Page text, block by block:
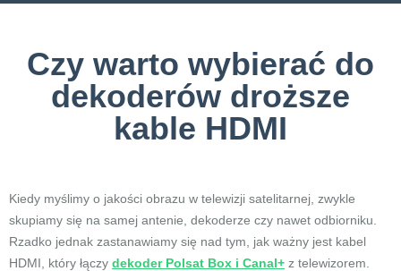
Czy warto wybierać do
dekoderów droższe
kable HDMI
Kiedy myślimy o jakości obrazu w telewizji satelitarnej, zwykle
skupiamy się na samej antenie, dekoderze czy nawet odbiorniku.
Rzadko jednak zastanawiamy się nad tym, jak ważny jest kabel
HDMI, który łączy dekoder Polsat Box i Canal+ z telewizorem.